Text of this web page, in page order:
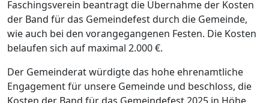
Faschingsverein beantragt die Übernahme der Kosten
der Band für das Gemeindefest durch die Gemeinde,
wie auch bei den vorangegangenen Festen. Die Kosten
belaufen sich auf maximal 2.000 €.
Der Gemeinderat würdigte das hohe ehrenamtliche
Engagement für unsere Gemeinde und beschloss, die
Kosten der Band für das Gemeindefest 2025 in Höhe